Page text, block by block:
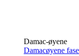
Damac-øyene
Damacøyene